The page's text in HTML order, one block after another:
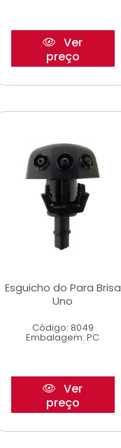
Ver
preço
Esguicho do Para Brisa
Uno
Código: 8049
Embalagem: PC
Ver
preço